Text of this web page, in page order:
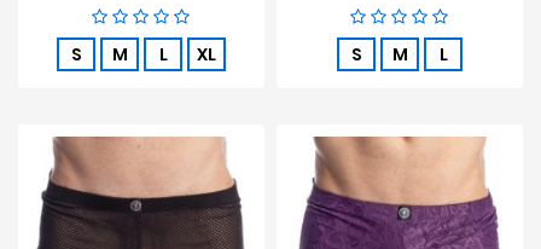
S M L XL S M L